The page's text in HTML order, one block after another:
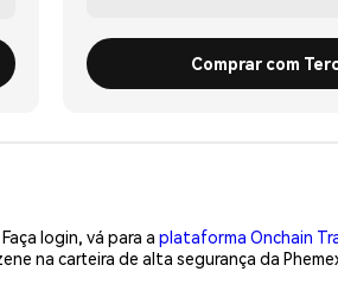
Comprar com
login, vá para a plataforma Onchain
na carteira de alta segurança da